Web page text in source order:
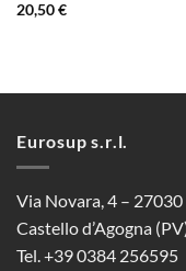
20,50€
Eurosup s.r.l.
Via Novara, 4 – 27030
Castello d’Agogna
Tel. +39 0384 256595